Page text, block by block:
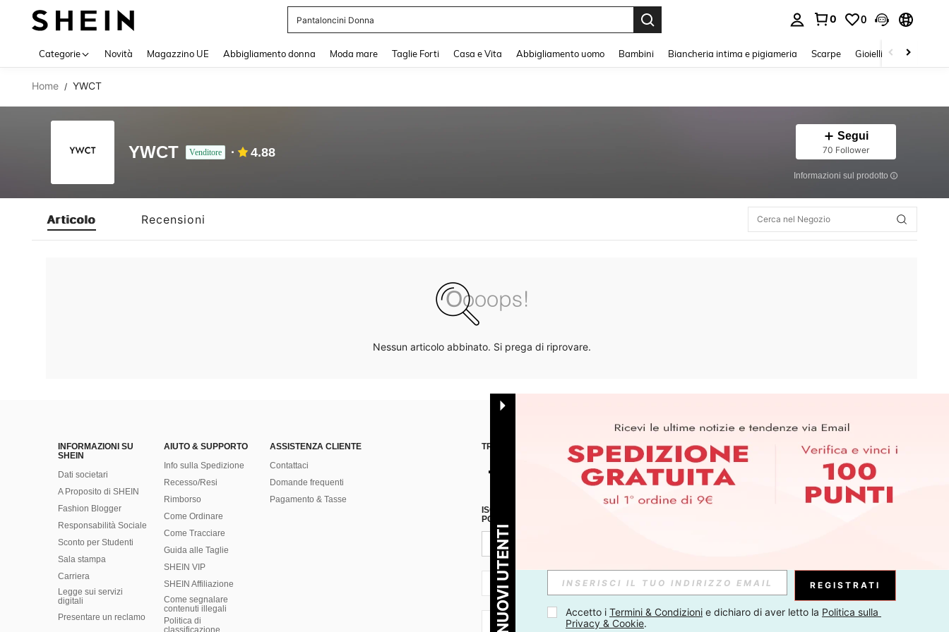
Pantaloncini Donna
0 0
Categorie Novità Magazzino UE Abbigliamento donna Moda mare Taglie Forti Casa e Vita Abbigliamento uomo Bambini Biancheria intima e pigiameria Scarpe Gioielli E Accessori
Home / YWCT
YWCT Venditore 4.88
Segui
70 Follower
Informazioni sul prodotto
Articolo Recensioni
Nessun articolo abbinato. Si prega di riprovare.
INFORMAZIONI SU
SHEIN
Dati societari
A Proposito di SHEIN
Fashion Blogger
Responsabilità Sociale
Sconto per Studenti
Sala stampa
Carriera
Legge sui servizi
digitali
Presentare un reclamo
AIUTO & SUPPORTO
Info sulla Spedizione
Recesso/Resi
Rimborso
Come Ordinare
Come Tracciare
Guida alle Taglie
SHEIN VIP
SHEIN Affiliazione
Come segnalare
contenuti illegali
Politica di
classificazione
ASSISTENZA CLIENTE
Contattaci
Domande frequenti
Pagamento & Tasse
TROVACI SU APP
ISCRIVITI ALLA NOSTRA NEWSLETTER PER SCOPRIRE LE ULTIME TENDENZE IN ANTEPRIMA! (È
POSSIBILE ANNULLARE LA SOTTOSCRIZIONE IN QUALSIASI MOMENTO).
IT + 39 Abbonati
IT + 39
PER I NUOVI UTENTI REGISTRATI
Accetto i Termini & Condizioni e dichiaro di aver letto la Politica sulla
Privacy & Cookie.